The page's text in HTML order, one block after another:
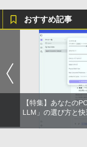
レ
リ
￥
￥
み
] [
] [
￥
￥
おすすめ記事
【特集】あなたの
LLM」の選び方と快